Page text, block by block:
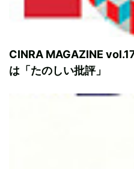
CINRA MAGAZINE
は「たのしい批評」